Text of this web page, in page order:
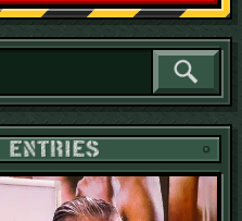
読